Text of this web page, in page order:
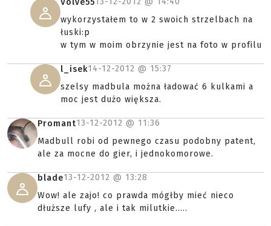
Volve55
wykorzystałem to w 2 swoich strzelbach na
łuski:p
w tym w moim obrzynie jest na foto w profilu
l_isek14-12-2012 @ 15:37
szelsy madbula można ładować 6 kulkami a
moc jest dużo większa.
Promant13-12-2012 @ 11:36
Madbull robi od pewnego czasu podobny patent,
ale za mocne do gier, i jednokomorowe.
blade13-12-2012 @ 13:28
Wow! ale zajo! co prawda mógłby mieć nieco
dłuższe lufy , ale i tak milutkie.....